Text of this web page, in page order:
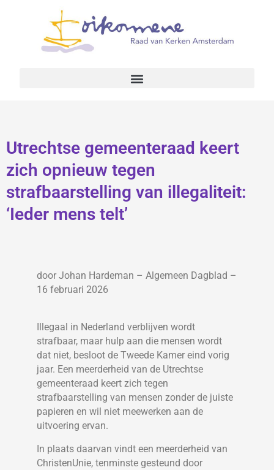
Utrechtse gemeenteraad keert
zich opnieuw tegen
strafbaarstelling van illegaliteit:
‘Ieder mens telt’
door Johan Hardeman – Algemeen Dagblad –
16 februari 2026
Illegaal in Nederland verblijven wordt
strafbaar, maar hulp aan die mensen wordt
dat niet, besloot de Tweede Kamer eind vorig
jaar. Een meerderheid van de Utrechtse
gemeenteraad keert zich tegen
strafbaarstelling van mensen zonder de juiste
papieren en wil niet meewerken aan de
uitvoering ervan.
In plaats daarvan vindt een meerderheid van
ChristenUnie, tenminste gesteund door